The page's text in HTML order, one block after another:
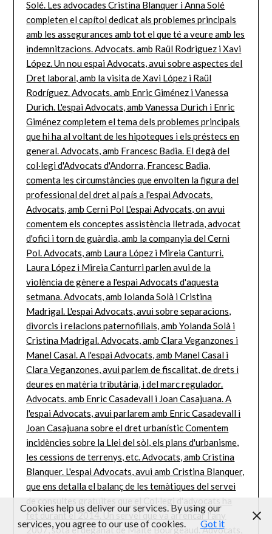
Cookies help us deliver our services. By using our
services, you agree to our use of cookies.
Got it